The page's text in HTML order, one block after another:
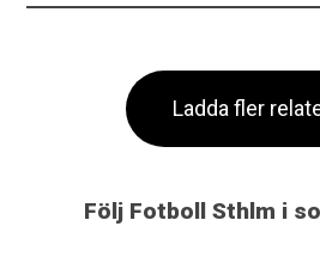
Ladda fler
Följ Fotboll Sthlm i